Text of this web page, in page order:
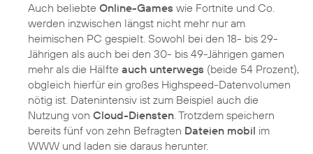
Auch beliebte Online-Games wie Fortnite und Co.
werden inzwischen längst nicht mehr nur am
heimischen PC gespielt. Sowohl bei den 18- bis 29-
Jährigen als auch bei den 30- bis 49-Jährigen gamen
mehr als die Hälfte auch unterwegs (beide 54 Prozent),
obgleich hierfür ein großes Highspeed-Datenvolumen
nötig ist. Datenintensiv ist zum Beispiel auch die
Nutzung von Cloud-Diensten. Trotzdem speichern
bereits fünf von zehn Befragten Dateien mobil im
WWW und laden sie daraus herunter.